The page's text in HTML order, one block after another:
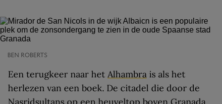
BEN ROBERTS
Een terugkeer naar het Alhambra is als het
herlezen van een boek. De citadel die door de